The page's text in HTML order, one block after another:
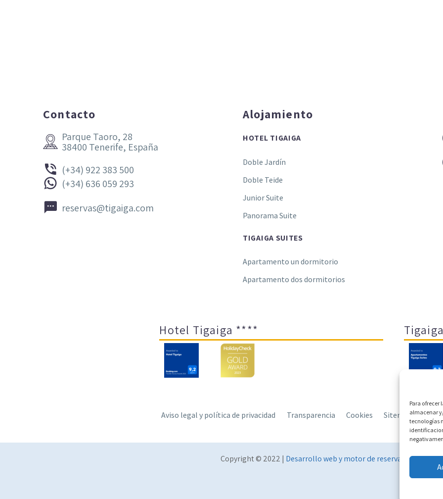
Para
almacenar
tecnologías
Contacto

 Parque Taoro, 28
38400 Tenerife, España

 (+34) 922 383 500

 (+34) 636 059 293

 reservas@tigaiga.com
Alojamiento
HOTEL TIGAIGA
Doble Jardín
Doble Teide
Junior Suite
Panorama Suite
TIGAIGA SUITES
Apartamento un dormitorio
Apartamento dos dormitorios
Hotel Tigaiga ****
Aviso legal y política de privacidad Transparencia Cookies Sitemap
Copyright © 2022 | Desarrollo web y motor de reservas